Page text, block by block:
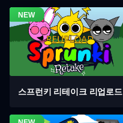
스프런키 리테이크 리업로드